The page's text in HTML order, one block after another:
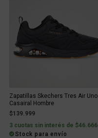
Zapatillas Skechers Tres Air Uno
Casairal Hombre
$139.999
3 cuotas sin interés de $46.666
Stock para envío